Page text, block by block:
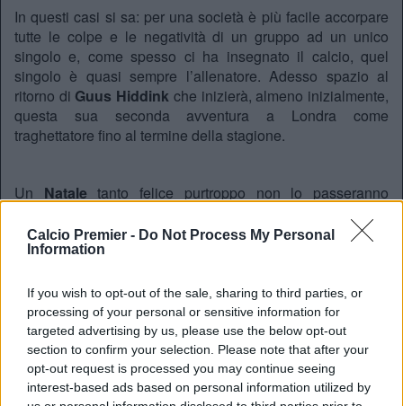
Calcio Premier - Do Not Process My Personal
Information
If you wish to opt-out of the sale, sharing to third parties, or
processing of your personal or sensitive information for
targeted advertising by us, please use the below opt-out
section to confirm your selection. Please note that after your
opt-out request is processed you may continue seeing
interest-based ads based on personal information utilized by
In questi casi si sa: per una società è più facile accorpare
tutte le colpe e le negatività di un gruppo ad un unico
singolo e, come spesso ci ha insegnato il calcio, quel
singolo è quasi sempre l’allenatore. Adesso spazio al
ritorno di Guus Hiddink che inizierà, almeno inizialmente,
questa sua seconda avventura a Londra come
traghettatore fino al termine della stagione.
Un Natale tanto felice purtroppo non lo passeranno
Gaalin palese difficoltà ma fiero e sicuro del suo operato.
Ieri l’ennesima sconfitta, in casa davanti al pubblico
tutt’altro che ostico (ce ne voglia il buonNorwich), visto il
notevole divario tecnico tra le due squadre.
Niente, non c’è verso di svoltare e cambiare rotta per lo
United. Da una vittoria si passa a una pesante sconfitta e
viceversa. Una cosa però riesce sempre a ripetersi in
modo costante: il non gioco che iRed Devilsche